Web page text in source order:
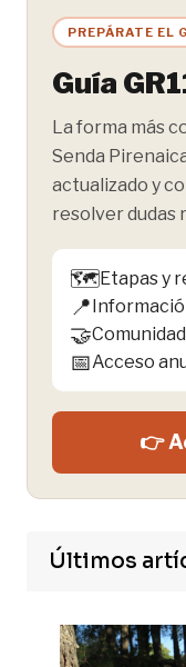
PREPÁRATE EL
Guía
La forma más
Senda
actualizado y
resolver dudas
🗺️Etapas y
📍
🤝
📅Acceso
👉
Últimos